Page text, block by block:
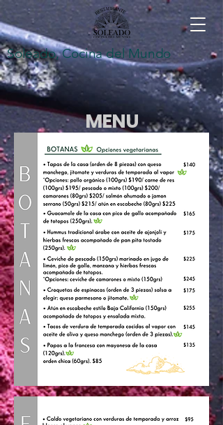
Soleado, Cocina del Mundo
MENU